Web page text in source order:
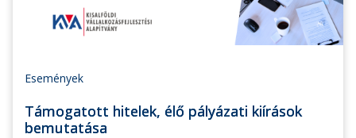
Események
Támogatott hitelek, élő pályázati kiírások
bemutatása